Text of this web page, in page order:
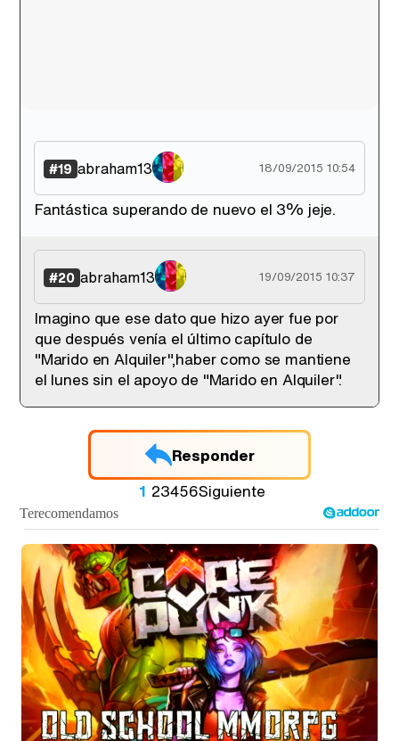
#19 abraham13 18/09/2015 10:54
Fantástica superando de nuevo el 3% jeje.
#20 abraham13 19/09/2015 10:37
Imagino que ese dato que hizo ayer fue por
que después venía el último capítulo de
"Marido en Alquiler",haber como se mantiene
el lunes sin el apoyo de "Marido en Alquiler".
Responder
1 23456Siguiente